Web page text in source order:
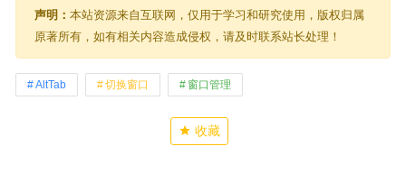
声明： 本站资源来自互联网，仅用于学习和研究使用，版权归属
原著所有，如有相关内容造成侵权，请及时联系站长处理！
AltTab 切换窗口 窗口管理
收藏